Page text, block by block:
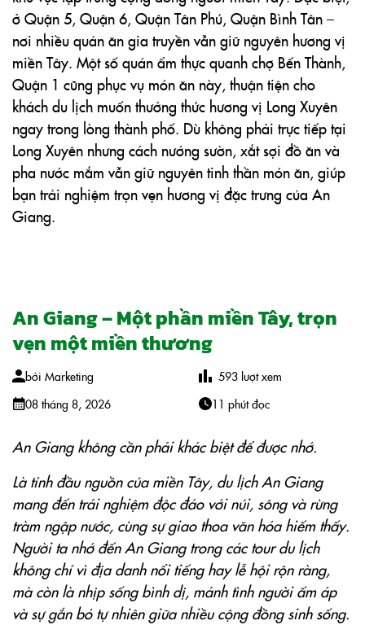
ở Quận 5, Quận 6, Quận Tân Phú, Quận Bình Tân –
nơi nhiều quán ăn gia truyền vẫn giữ nguyên hương vị
miền Tây. Một số quán ẩm thực quanh chợ Bến Thành,
Quận 1 cũng phục vụ món ăn này, thuận tiện cho
khách du lịch muốn thưởng thức hương vị Long Xuyên
ngay trong lòng thành phố. Dù không phải trực tiếp tại
Long Xuyên nhưng cách nướng sườn, xắt sợi đồ ăn và
pha nước mắm vẫn giữ nguyên tinh thần món ăn, giúp
bạn trải nghiệm trọn vẹn hương vị đặc trưng của An
Giang.
An Giang – Một phần miền Tây, trọn
vẹn một miền thương
bởi Marketing
08 tháng 8, 2026
593 lượt xem
11 phút đọc
An Giang không cần phải khác biệt để được nhớ.
Là tỉnh đầu nguồn của miền Tây, du lịch An Giang
mang đến trải nghiệm độc đáo với núi, sông và rừng
tràm ngập nước, cùng sự giao thoa văn hóa hiếm thấy.
Người ta nhớ đến An Giang trong các tour du lịch
không chỉ vì địa danh nổi tiếng hay lễ hội rộn ràng,
mà còn là nhịp sống bình dị, mảnh tình người ấm áp
và sự gắn bó tự nhiên giữa nhiều cộng đồng sinh sống.